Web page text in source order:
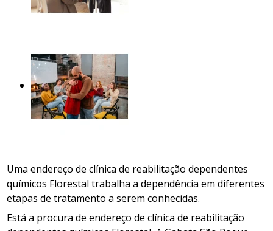
Uma endereço de clínica de reabilitação dependentes
químicos Florestal trabalha a dependência em diferentes
etapas de tratamento a serem conhecidas.
Está a procura de endereço de clínica de reabilitação